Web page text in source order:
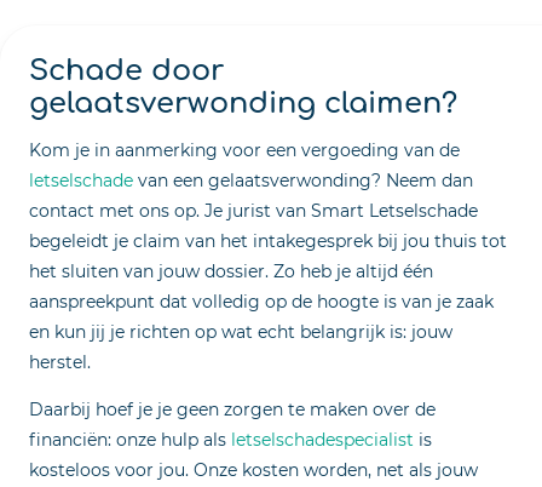
Schade door
gelaatsverwonding claimen?
Kom je in aanmerking voor een vergoeding van de
letselschade van een gelaatsverwonding? Neem dan
contact met ons op. Je jurist van Smart Letselschade
begeleidt je claim van het intakegesprek bij jou thuis tot
het sluiten van jouw dossier. Zo heb je altijd één
aanspreekpunt dat volledig op de hoogte is van je zaak
en kun jij je richten op wat echt belangrijk is: jouw
herstel.
Daarbij hoef je je geen zorgen te maken over de
financiën: onze hulp als letselschadespecialist is
kosteloos voor jou. Onze kosten worden, net als jouw